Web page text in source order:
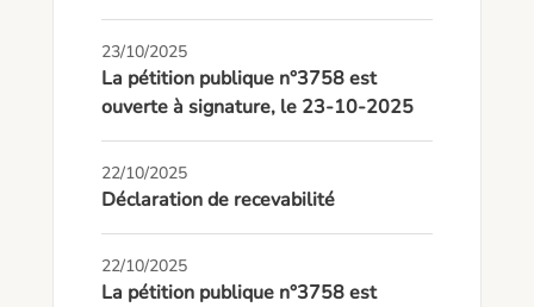
23/10/2025
La pétition publique n°3758 est
ouverte à signature, le 23-10-2025
22/10/2025
Déclaration de recevabilité
22/10/2025
La pétition publique n°3758 est